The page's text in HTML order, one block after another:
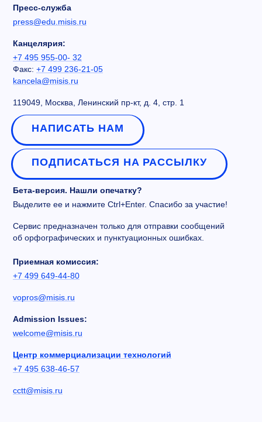
Пресс-служба
press@edu.misis.ru
Канцелярия:
+7 495 955-00- 32
Факс: +7 499 236-21-05
kancela@misis.ru
119049, Москва, Ленинский пр-кт, д. 4, стр. 1
НАПИСАТЬ НАМ
ПОДПИСАТЬСЯ НА РАССЫЛКУ
Бета-версия. Нашли опечатку?
Выделите ее и нажмите Ctrl+Enter. Спасибо за участие!
Сервис предназначен только для отправки сообщений
об орфографических и пунктуационных ошибках.
Приемная комиссия:
+7 499 649-44-80
vopros@misis.ru
Admission Issues:
welcome@misis.ru
Центр коммерциализации технологий
+7 495 638-46-57
cctt@misis.ru